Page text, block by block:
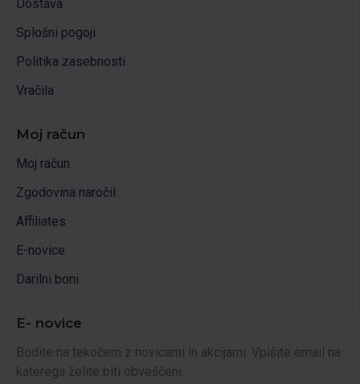
Dostava
Splošni pogoji
Politika zasebnosti
Vračila
Moj račun
Moj račun
Zgodovina naročil
Affiliates
E-novice
Darilni boni
E- novice
Bodite na tekočem z novicami in akcijami. Vpišite email na
katerega želite biti obveščeni.